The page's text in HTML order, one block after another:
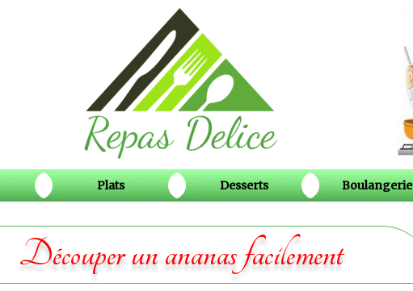
Plats Desserts Boulangerie
Découper un ananas facilement